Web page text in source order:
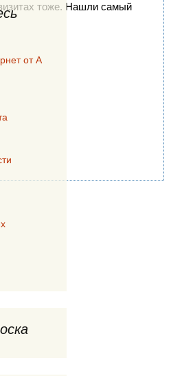
тоже. Нашли самый
от А